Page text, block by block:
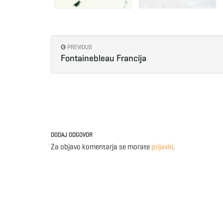
PREVIOUS
Fontainebleau Francija
DODAJ ODGOVOR
Za objavo komentarja se morate prijaviti.